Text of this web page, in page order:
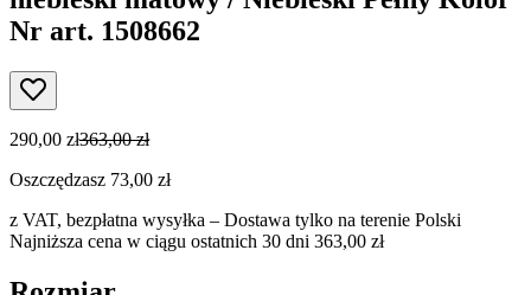
Nr art. 1508662
290,00 zł363,00 zł
Oszczędzasz 73,00 zł
z VAT, bezpłatna wysyłka – Dostawa tylko na terenie Polski
Najniższa cena w ciągu ostatnich 30 dni 363,00 zł